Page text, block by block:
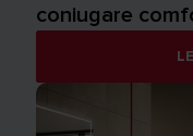
coniugare